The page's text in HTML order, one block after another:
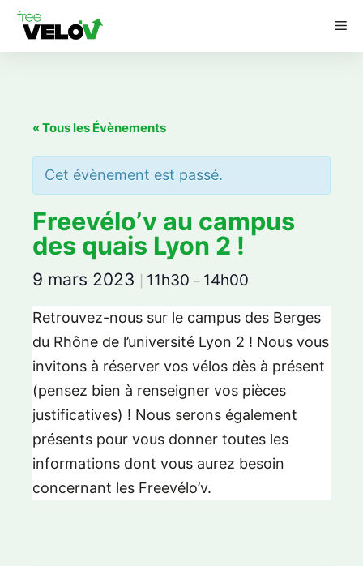
Aller
« Tous les Évènements
Cet évènement est passé.
Freevélo’v au campus
des quais Lyon 2 !
9 mars 2023 11h30 – 14h00
Retrouvez-nous sur le campus des Berges
du Rhône de l’université Lyon 2 ! Nous vous
invitons à réserver vos vélos dès à présent
(pensez bien à renseigner vos pièces
justificatives) ! Nous serons également
présents pour vous donner toutes les
informations dont vous aurez besoin
concernant les Freevélo’v.